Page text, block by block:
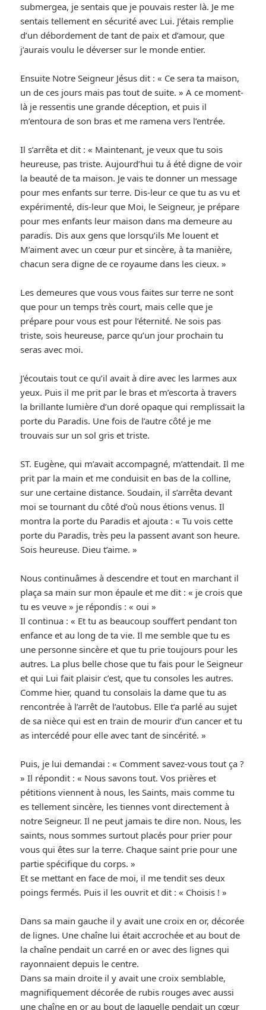
submergea, je sentais que je pouvais rester là. Je me
sentais tellement en sécurité avec Lui. J’étais remplie
d’un débordement de tant de paix et d’amour, que
j’aurais voulu le déverser sur le monde entier.
Ensuite Notre Seigneur Jésus dit : « Ce sera ta maison,
un de ces jours mais pas tout de suite. » A ce moment-
là je ressentis une grande déception, et puis il
m’entoura de son bras et me ramena vers l’entrée.
Il s’arrêta et dit : « Maintenant, je veux que tu sois
heureuse, pas triste. Aujourd’hui tu á été digne de voir
la beauté de ta maison. Je vais te donner un message
pour mes enfants sur terre. Dis-leur ce que tu as vu et
expérimenté, dis-leur que Moi, le Seigneur, je prépare
pour mes enfants leur maison dans ma demeure au
paradis. Dis aux gens que lorsqu’ils Me louent et
M’aiment avec un cœur pur et sincère, à ta manière,
chacun sera digne de ce royaume dans les cieux. »
Les demeures que vous vous faites sur terre ne sont
que pour un temps très court, mais celle que je
prépare pour vous est pour l’éternité. Ne sois pas
triste, sois heureuse, parce qu’un jour prochain tu
seras avec moi.
J’écoutais tout ce qu’il avait à dire avec les larmes aux
yeux. Puis il me prit par le bras et m’escorta à travers
la brillante lumière d’un doré opaque qui remplissait la
porte du Paradis. Une fois de l’autre côté je me
trouvais sur un sol gris et triste.
ST. Eugène, qui m’avait accompagné, m’attendait. Il me
prit par la main et me conduisit en bas de la colline,
sur une certaine distance. Soudain, il s’arrêta devant
moi se tournant du côté d’où nous étions venus. Il
montra la porte du Paradis et ajouta : « Tu vois cette
porte du Paradis, très peu la passent avant son heure.
Sois heureuse. Dieu t’aime. »
Nous continuâmes à descendre et tout en marchant il
plaça sa main sur mon épaule et me dit : « je crois que
tu es veuve » je répondis : « oui »
Il continua : « Et tu as beaucoup souffert pendant ton
enfance et au long de ta vie. Il me semble que tu es
une personne sincère et que tu prie toujours pour les
autres. La plus belle chose que tu fais pour le Seigneur
et qui Lui fait plaisir c’est, que tu consoles les autres.
Comme hier, quand tu consolais la dame que tu as
rencontrée à l’arrêt de l’autobus. Elle t’a parlé au sujet
de sa nièce qui est en train de mourir d’un cancer et tu
as intercédé pour elle avec tant de sincérité. »
Puis, je lui demandai : « Comment savez-vous tout ça ?
» Il répondit : « Nous savons tout. Vos prières et
pétitions viennent à nous, les Saints, mais comme tu
es tellement sincère, les tiennes vont directement à
notre Seigneur. Il ne peut jamais te dire non. Nous, les
saints, nous sommes surtout placés pour prier pour
vous qui êtes sur la terre. Chaque saint prie pour une
partie spécifique du corps. »
Et se mettant en face de moi, il me tendit ses deux
poings fermés. Puis il les ouvrit et dit : « Choisis ! »
Dans sa main gauche il y avait une croix en or, décorée
de lignes. Une chaîne lui était accrochée et au bout de
la chaîne pendait un carré en or avec des lignes qui
rayonnaient depuis le centre.
Dans sa main droite il y avait une croix semblable,
magnifiquement décorée de rubis rouges avec aussi
une chaîne en or au bout de laquelle pendait un cœur